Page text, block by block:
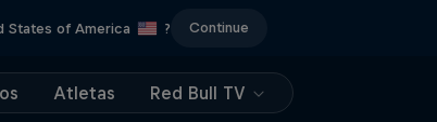
States of America ? Continue
Atletas Red Bull TV